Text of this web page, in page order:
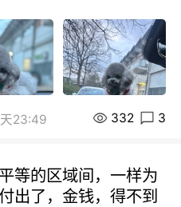
23:49 332 3
等的区域间，一样为
出了，金钱，得不到